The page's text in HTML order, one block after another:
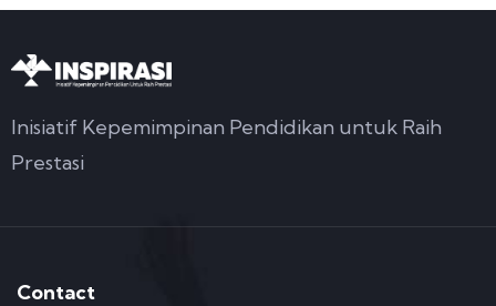
Inisiatif Kepemimpinan Pendidikan untuk Raih
Prestasi
Contact